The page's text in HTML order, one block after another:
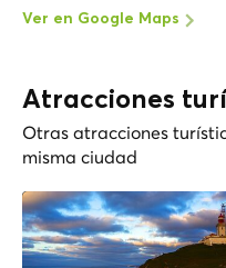
Ver en Google Maps
Atracciones
Otras atracciones
misma ciudad